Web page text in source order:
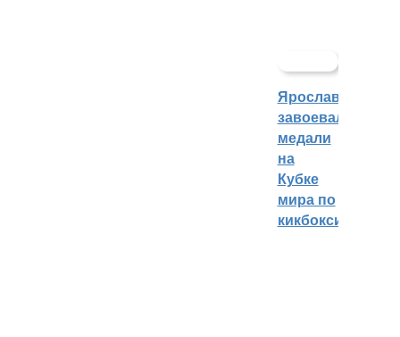
Ярославцы
завоевали
медали
на
Кубке
мира по
кикбоксингу